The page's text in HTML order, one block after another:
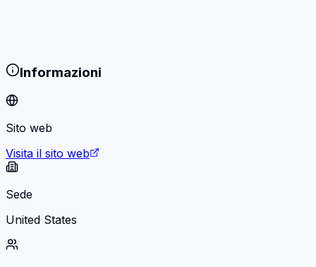
Informazioni
Sito web
Visita il sito web
Sede
United States